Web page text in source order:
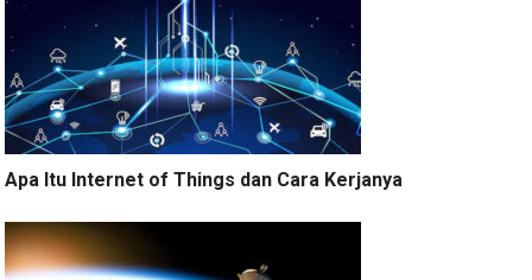
Apa Itu Internet of Things dan Cara Kerjanya